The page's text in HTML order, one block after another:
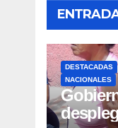
DESTACADAS
NACIONALES